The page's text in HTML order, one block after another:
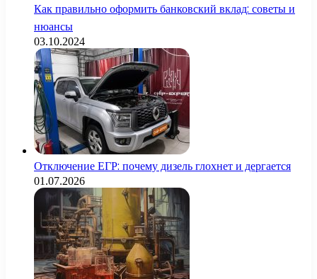
Как правильно оформить банковский вклад: советы и
нюансы
03.10.2024
Отключение ЕГР: почему дизель глохнет и дергается
01.07.2026